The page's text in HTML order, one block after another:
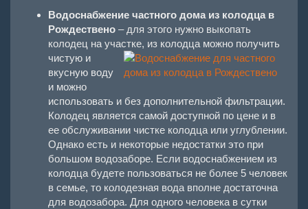
Водоснабжение частного дома из колодца в
Рождествено – для этого нужно выкопать
колодец на участке, из колодца можно получить
чистую и
вкусную воду
и можно
использовать и без дополнительной фильтрации.
Колодец является самой доступной по цене и в
ее обслуживании чистке колодца или углублении.
Однако есть и некоторые недостатки это при
большом водозаборе. Если водоснабжением из
колодца будете пользоваться не более 5 человек
в семье, то колодезная вода вполне достаточна
для водозабора. Для одного человека в сутки